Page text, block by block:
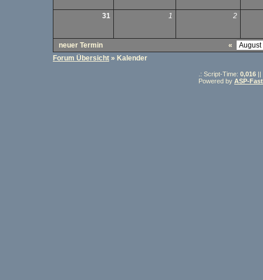
31 1 2
neuer Termin
«
Forum Übersicht » Kalender
.: Script-Time: 0,016 ||
Powered by ASP-